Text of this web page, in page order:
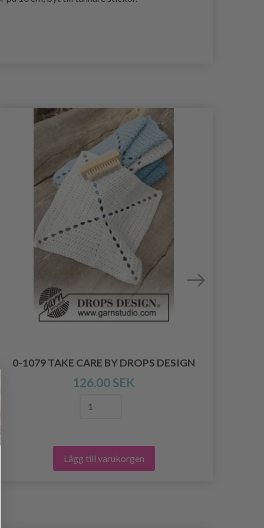
0-1079 TAKE CARE BY DROPS DESIGN
126.00 SEK
Lägg till varukorgen